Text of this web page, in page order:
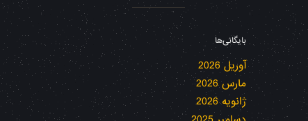
بایگانی‌ها
آوریل 2026
مارس 2026
ژانویه 2026